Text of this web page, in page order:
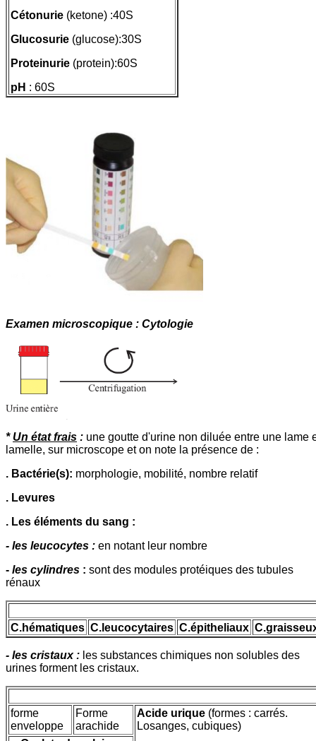
Cétonurie (ketone) :40S
Glucosurie (glucose):30S
Proteinurie (protein):60S
pH : 60S
Examen microscopique : Cytologie
* Un état frais : une goutte d'urine non diluée entre une lame
lamelle, sur microscope et on note la présence de :
. Bactérie(s): morphologie, mobilité, nombre relatif
. Levures
. Les éléments du sang :
- les leucocytes : en notant leur nombre
- les cylindres : sont des modules protéiques des tubules
rénaux
C.hématiques C.leucocytaires C.épitheliaux
- les cristaux : les substances chimiques non solubles des
urines forment les cristaux.
forme
enveloppe
Forme
arachide
Acide urique (formes : carrés.
Losanges, cubiques)